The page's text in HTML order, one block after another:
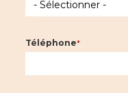
Téléphone